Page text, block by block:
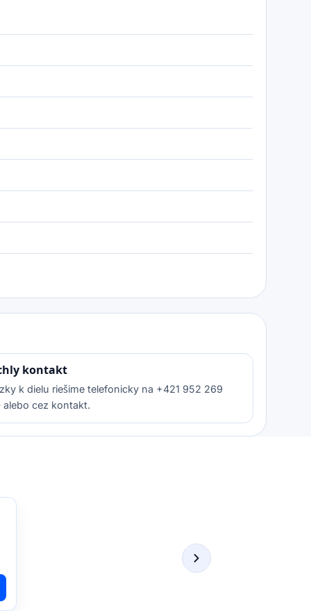
kontakt
k dielu riešime telefonicky na +421 952 269
alebo cez kontakt.